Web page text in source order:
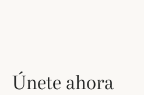
Únete ahora